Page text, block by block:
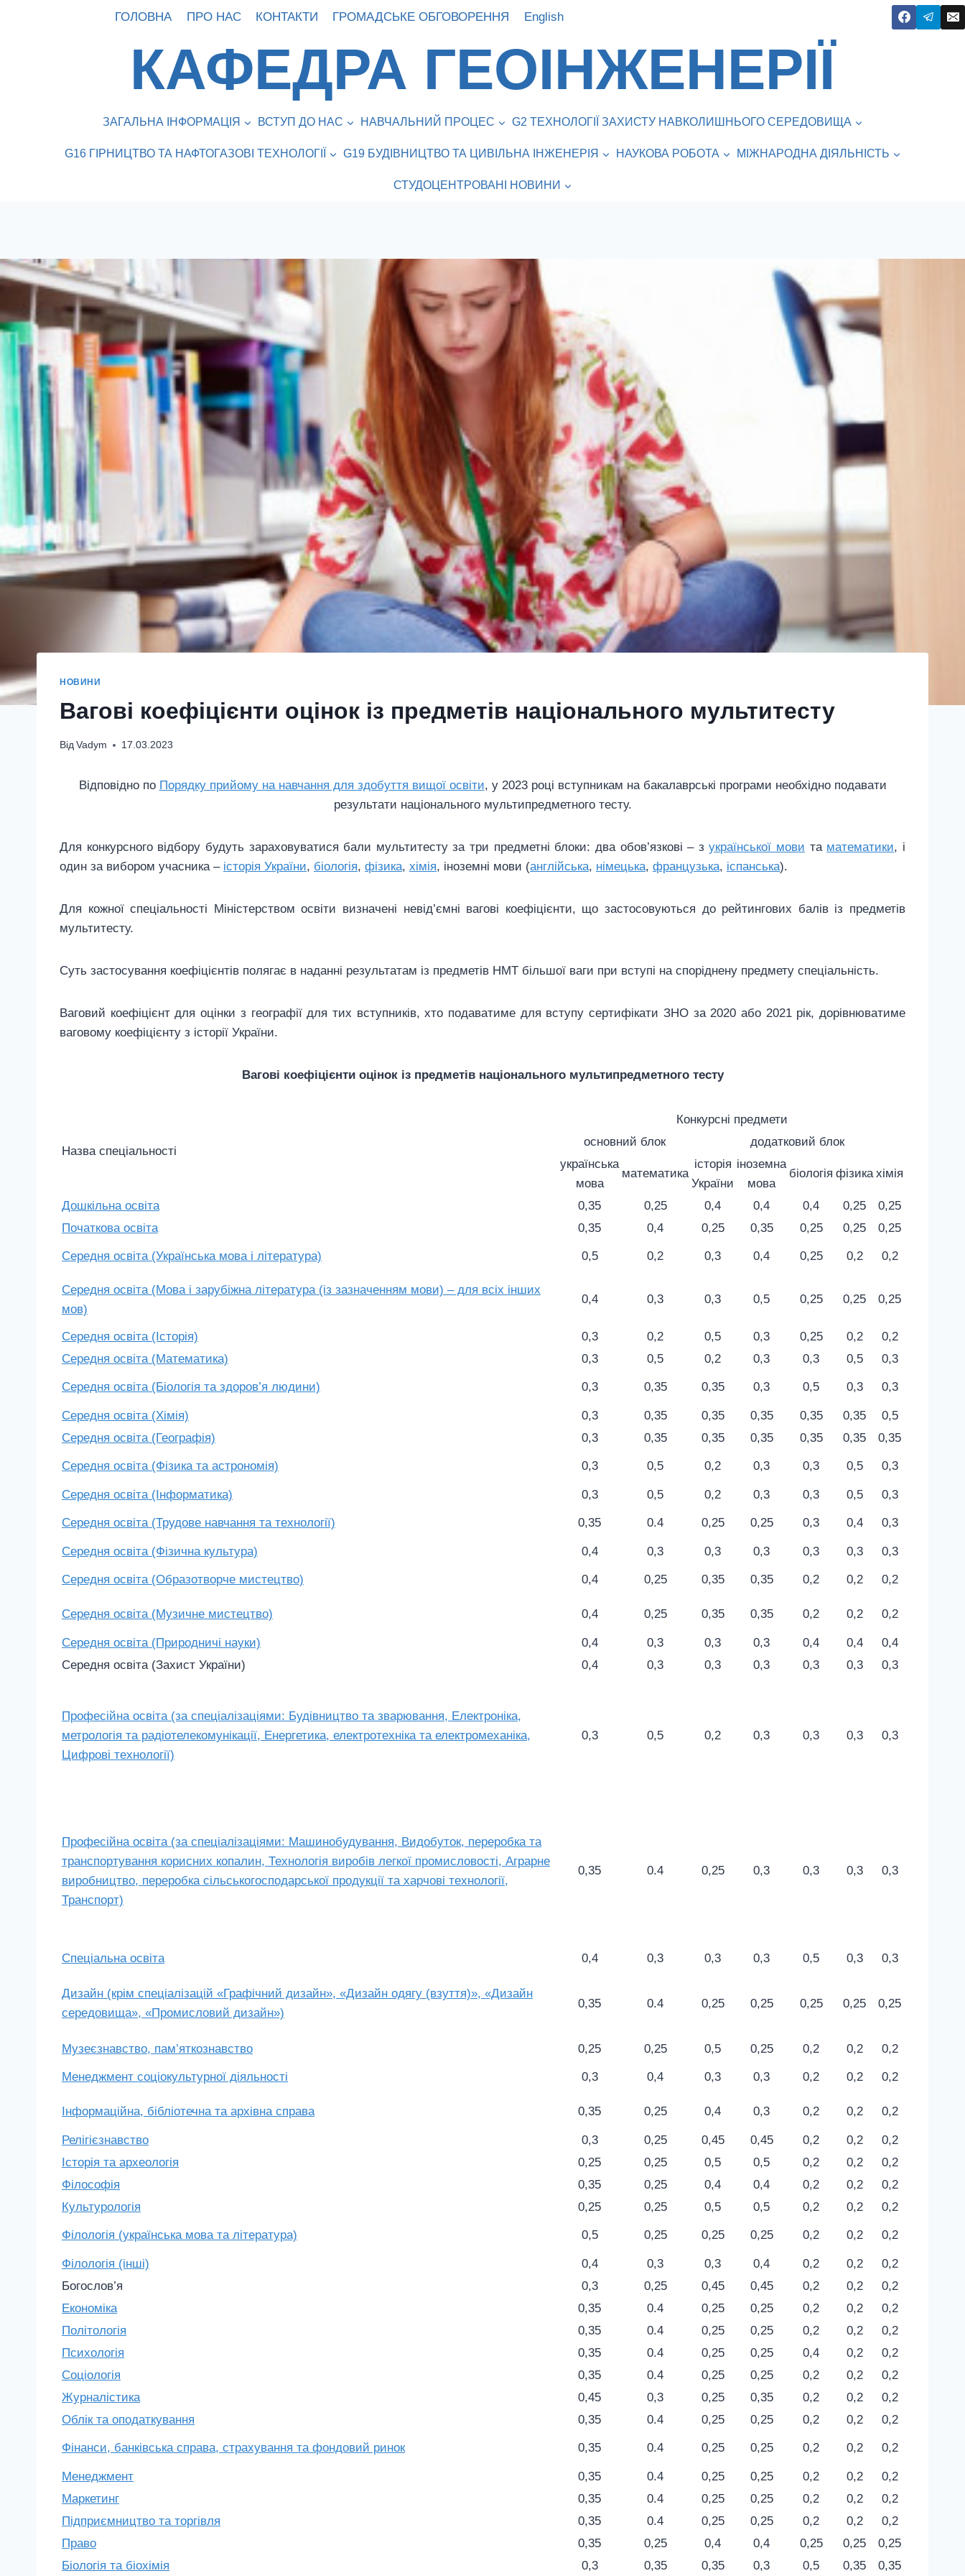
ГОЛОВНА ПРО НАС КОНТАКТИ ГРОМАДСЬКЕ ОБГОВОРЕННЯ English
КАФЕДРА ГЕОІНЖЕНЕРІЇ
ЗАГАЛЬНА ІНФОРМАЦІЯ ВСТУП ДО НАС НАВЧАЛЬНИЙ ПРОЦЕС G2 ТЕХНОЛОГІЇ ЗАХИСТУ НАВКОЛИШНЬОГО СЕРЕДОВИЩА
G16 ГІРНИЦТВО ТА НАФТОГАЗОВІ ТЕХНОЛОГІЇ G19 БУДІВНИЦТВО ТА ЦИВІЛЬНА ІНЖЕНЕРІЯ НАУКОВА РОБОТА МІЖНАРОДНА ДІЯЛЬНІСТЬ
СТУДОЦЕНТРОВАНІ НОВИНИ
НОВИНИ
Вагові коефіцієнти оцінок із предметів національного мультитесту
Від Vadym 17.03.2023
Відповідно по Порядку прийому на навчання для здобуття вищої освіти, у 2023 році вступникам на бакалаврські програми необхідно подавати
результати національного мультипредметного тесту.
Для конкурсного відбору будуть зараховуватися бали мультитесту за три предметні блоки: два обов’язкові – зукраїнської мови та математики, і
один за вибором учасника – історія України, біологія, фізика, хімія, іноземні мови (англійська, німецька, французька, іспанська).
Для кожної спеціальності Міністерством освіти визначені невід’ємні вагові коефіцієнти, що застосовуються до рейтингових балів із предметів
мультитесту.
Суть застосування коефіцієнтів полягає в наданні результатам із предметів НМТ більшої ваги при вступі на споріднену предмету спеціальність.
Ваговий коефіцієнт для оцінки з географії для тих вступників, хто подаватиме для вступу сертифікати ЗНО за 2020 або 2021 рік, дорівнюватиме
ваговому коефіцієнту з історії України.
Вагові коефіцієнти оцінок із предметів національного мультипредметного тесту
Назва спеціальності
Конкурсні предмети
основний блок
додатковий блок
українська
мова
математика
історія
України
іноземна
мова
біологія фізика хімія
Дошкільна освіта 0,35 0,25 0,4 0,4 0,4 0,25
0,25
Початкова освіта
0,35 0,4 0,25 0,35 0,25 0,25 0,25
Середня освіта (Українська мова і література) 0,5 0,2 0,3 0,4 0,25 0,2 0,2
Середня освіта (Мова і зарубіжна література (із зазначенням мови) – для всіх інших
мов)
0,4 0,3 0,3 0,5 0,25 0,25 0,25
Середня освіта (Історія) 0,3 0,2 0,5 0,3 0,25 0,2
0,2
Середня освіта (Математика)
0,3 0,5 0,2 0,3 0,3 0,5 0,3
Середня освіта (Біологія та здоров’я людини) 0,3 0,35 0,35 0,3 0,5 0,3 0,3
Середня освіта (Хімія) 0,3 0,35 0,35 0,35 0,35 0,35
0,5
Середня освіта (Географія)
0,3 0,35 0,35 0,35 0,35 0,35 0,35
Середня освіта (Фізика та астрономія) 0,3 0,5 0,2 0,3 0,3 0,5 0,3
Середня освіта (Інформатика) 0,3 0,5 0,2 0,3 0,3 0,5 0,3
Середня освіта (Трудове навчання та технології) 0,35 0.4 0,25 0,25 0,3 0,4 0,3
Середня освіта (Фізична культура) 0,4 0,3 0,3 0,3 0,3 0,3 0,3
Середня освіта (Образотворче мистецтво) 0,4 0,25 0,35 0,35 0,2 0,2 0,2
Середня освіта (Музичне мистецтво) 0,4 0,25 0,35 0,35 0,2 0,2 0,2
Середня освіта (Природничі науки) 0,4 0,3 0,3 0,3 0,4 0,4
0,4
Середня освіта (Захист України)
0,4 0,3 0,3 0,3 0,3 0,3 0,3
Професійна освіта (за спеціалізаціями: Будівництво та зварювання, Електроніка,
метрологія та радіотелекомунікації, Енергетика, електротехніка та електромеханіка,
Цифрові технології)
0,3 0,5 0,2 0,3 0,3 0,3 0,3
Професійна освіта (за спеціалізаціями: Машинобудування, Видобуток, переробка та
транспортування корисних копалин, Технологія виробів легкої промисловості, Аграрне
виробництво, переробка сільськогосподарської продукції та харчові технології,
Транспорт)
0,35 0.4 0,25 0,3 0,3 0,3 0,3
Спеціальна освіта 0,4 0,3 0,3 0,3 0,5 0,3 0,3
Дизайн (крім спеціалізацій «Графічний дизайн», «Дизайн одягу (взуття)», «Дизайн
середовища», «Промисловий дизайн»)
0,35 0.4 0,25 0,25 0,25 0,25 0,25
Музеєзнавство, пам’яткознавство 0,25 0,25 0,5 0,25 0,2 0,2 0,2
Менеджмент соціокультурної діяльності 0,3 0,4 0,3 0,3 0,2 0,2 0,2
Інформаційна, бібліотечна та архівна справа 0,35 0,25 0,4 0,3 0,2 0,2 0,2
Релігієзнавство 0,3 0,25 0,45 0,45 0,2 0,2
0,2
Історія та археологія
0,25 0,25 0,5 0,5 0,2 0,2
0,2
Філософія
0,35 0,25 0,4 0,4 0,2 0,2
0,2
Культурологія
0,25 0,25 0,5 0,5 0,2 0,2 0,2
Філологія (українська мова та література) 0,5 0,25 0,25 0,25 0,2 0,2 0,2
Філологія (інші) 0,4 0,3 0,3 0,4 0,2 0,2
0,2
Богослов’я
0,3 0,25 0,45 0,45 0,2 0,2
0,2
Економіка
0,35 0.4 0,25 0,25 0,2 0,2
0,2
Політологія
0,35 0.4 0,25 0,25 0,2 0,2
0,2
Психологія
0,35 0.4 0,25 0,25 0,4 0,2
0,2
Соціологія
0,35 0.4 0,25 0,25 0,2 0,2
0,2
Журналістика
0,45 0,3 0,25 0,35 0,2 0,2
0,2
Облік та оподаткування
0,35 0.4 0,25 0,25 0,2 0,2 0,2
Фінанси, банківська справа, страхування та фондовий ринок 0,35 0.4 0,25 0,25 0,2 0,2 0,2
Менеджмент 0,35 0.4 0,25 0,25 0,2 0,2
0,2
Маркетинг
0,35 0.4 0,25 0,25 0,2 0,2
0,2
Підприємництво та торгівля
0,35 0.4 0,25 0,25 0,2 0,2
0,2
Право
0,35 0,25 0,4 0,4 0,25 0,25
0,25
Біологія та біохімія
0,3 0,35 0,35 0,3 0,5 0,35 0,35